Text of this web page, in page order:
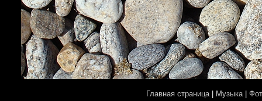
Главная страница| Музыка|